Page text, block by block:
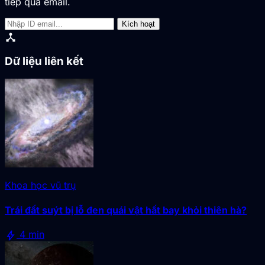
Kích hoạt
device_hub
Dữ liệu liên kết
Khoa học vũ trụ
Trái đất suýt bị lỗ đen quái vật hất bay khỏi thiên hà?
bolt 4 min